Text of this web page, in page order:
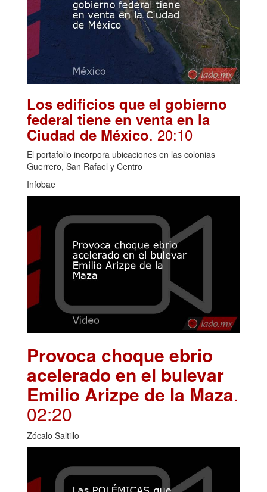
Los edificios que el gobierno
federal tiene en venta en la
Ciudad de México. 20:10
El portafolio incorpora ubicaciones en las colonias
Guerrero, San Rafael y Centro
Infobae
Provoca choque ebrio
acelerado en el bulevar
Emilio Arizpe de la Maza.
02:20
Zócalo Saltillo